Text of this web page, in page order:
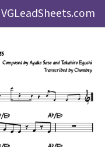
VGLeadSheets.com